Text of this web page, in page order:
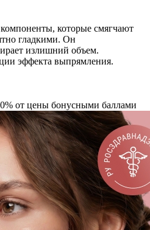
которые смягчают
гладкими. Он
излишний объем.
эффекта выпрямления.
от цены бонусными баллами